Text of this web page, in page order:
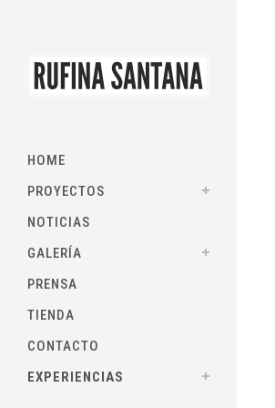
HOME
PROYECTOS
NOTICIAS
GALERÍA
PRENSA
TIENDA
CONTACTO
EXPERIENCIAS